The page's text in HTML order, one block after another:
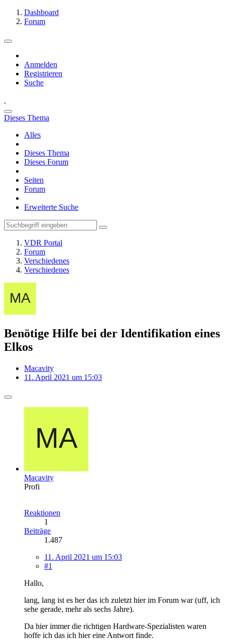
Dashboard
Forum
Anmelden
Registrieren
Suche
Dieses Thema
Alles
Dieses Thema
Dieses Forum
Seiten
Forum
Erweiterte Suche
VDR Portal
Forum
Verschiedenes
Verschiedenes
Benötige Hilfe bei der Identifikation eines
Elkos
Macavity
11. April 2021 um 15:03
Macavity
Profi
Reaktionen
1
Beiträge
1.487
11. April 2021 um 15:03
#1
Hallo,
lang, lang ist es her das ich zuletzt hier im Forum war (uff, ich
sehe gerade, mehr als sechs Jahre).
Da hier immer die richtigen Hardware-Spezialisten waren
hoffe ich das ich hier eine Antwort finde.